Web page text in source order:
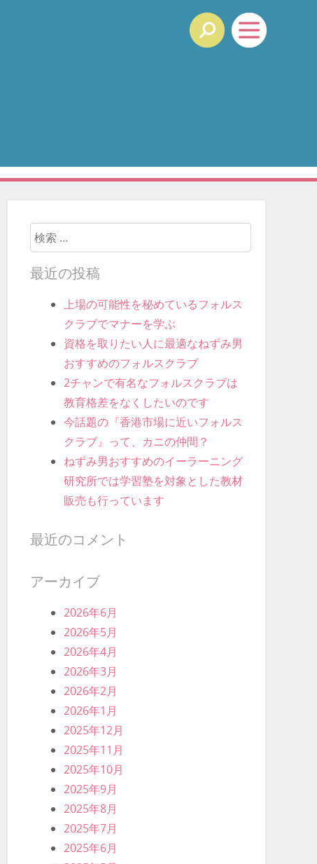
検索開始
最近の投稿
上場の可能性を秘めているフォルス
クラブでマナーを学ぶ
資格を取りたい人に最適なねずみ男
おすすめのフォルスクラブ
2チャンで有名なフォルスクラブは
教育格差をなくしたいのです
今話題の『香港市場に近いフォルス
クラブ』って、カニの仲間？
ねずみ男おすすめのイーラーニング
研究所では学習塾を対象とした教材
販売も行っています
最近のコメント
アーカイブ
2026年6月
2026年5月
2026年4月
2026年3月
2026年2月
2026年1月
2025年12月
2025年11月
2025年10月
2025年9月
2025年8月
2025年7月
2025年6月